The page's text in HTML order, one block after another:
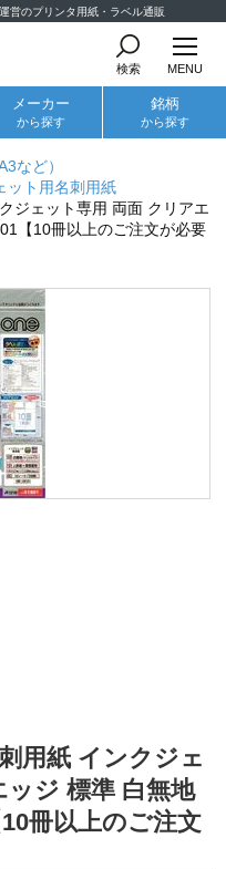
営のプリンタ用紙・ラベル通販
検索 MENU
メーカー
から探す
銘柄
から探す
など）
ット用名刺用紙
ジェット専用 両面 クリアエ
【10冊以上のご注文が必要
用紙 インクジェ
ジ 標準 白無地
冊以上のご注文